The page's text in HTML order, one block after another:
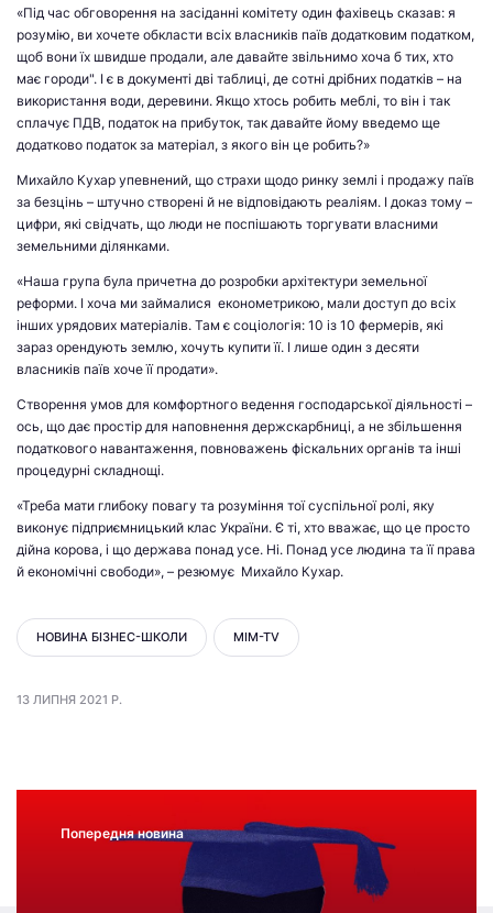
«Під час обговорення на засіданні комітету один фахівець сказав: я
розумію, ви хочете обкласти всіх власників паїв додатковим податком,
щоб вони їх швидше продали, але давайте звільнимо хоча б тих, хто
має городи". І є в документі дві таблиці, де сотні дрібних податків – на
використання води, деревини. Якщо хтось робить меблі, то він і так
сплачує ПДВ, податок на прибуток, так давайте йому введемо ще
додатково податок за матеріал, з якого він це робить?»
Михайло Кухар упевнений, що страхи щодо ринку землі і продажу паїв
за безцінь – штучно створені й не відповідають реаліям. І доказ тому –
цифри, які свідчать, що люди не поспішають торгувати власними
земельними ділянками.
«Наша група була причетна до розробки архітектури земельної
реформи. І хоча ми займалися економетрикою, мали доступ до всіх
інших урядових матеріалів. Там є соціологія: 10 із 10 фермерів, які
зараз орендують землю, хочуть купити її. І лише один з десяти
власників паїв хоче її продати».
Створення умов для комфортного ведення господарської діяльності –
ось, що дає простір для наповнення держскарбниці, а не збільшення
податкового навантаження, повноважень фіскальних органів та інші
процедурні складнощі.
«Треба мати глибоку повагу та розуміння тої суспільної ролі, яку
виконує підприємницький клас України. Є ті, хто вважає, що це просто
дійна корова, і що держава понад усе. Ні. Понад усе людина та її права
й економічні свободи», – резюмує Михайло Кухар.
НОВИНА БІЗНЕС-ШКОЛИ MIM-TV
13 ЛИПНЯ 2021 Р.
Попередня новина